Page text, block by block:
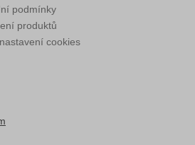
podmínky
produktů
cookies